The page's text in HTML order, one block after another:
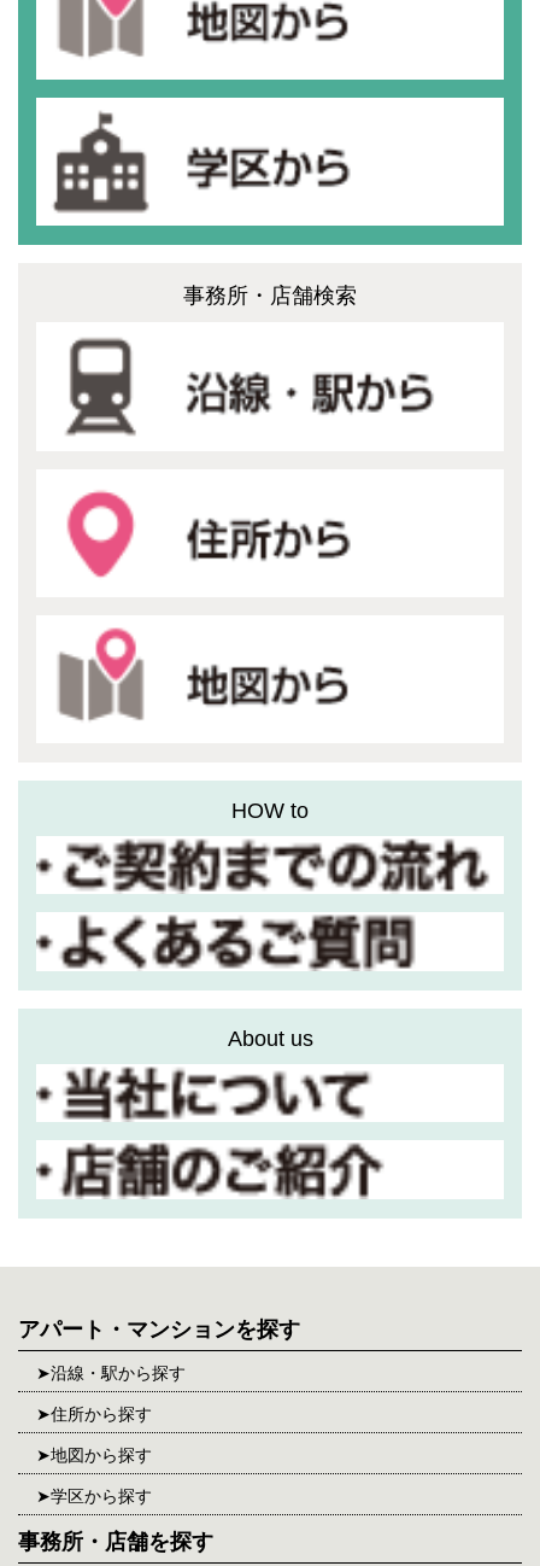
事務所・店舗検索
HOW to
About us
アパート・マンションを探す
沿線・駅から探す
住所から探す
地図から探す
学区から探す
事務所・店舗を探す